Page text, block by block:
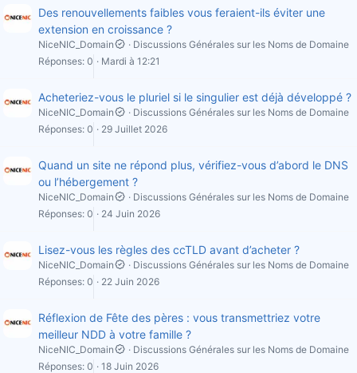
Des renouvellements faibles vous feraient-ils éviter une
extension en croissance ?
NiceNIC_Domain
Discussions Générales sur les Noms de Domaine
Réponses 0 Mardi à 12:21
Acheteriez-vous le pluriel si le singulier est déjà développé ?
NiceNIC_Domain
Discussions Générales sur les Noms de Domaine
Réponses 0 29 Juillet 2026
Quand un site ne répond plus, vérifiez-vous d’abord le DNS
ou l’hébergement ?
NiceNIC_Domain
Discussions Générales sur les Noms de Domaine
Réponses 0 24 Juin 2026
Lisez-vous les règles des ccTLD avant d’acheter ?
NiceNIC_Domain
Discussions Générales sur les Noms de Domaine
Réponses 0 22 Juin 2026
Réflexion de Fête des pères : vous transmettriez votre
meilleur NDD à votre famille ?
NiceNIC_Domain
Discussions Générales sur les Noms de Domaine
Réponses 0 18 Juin 2026